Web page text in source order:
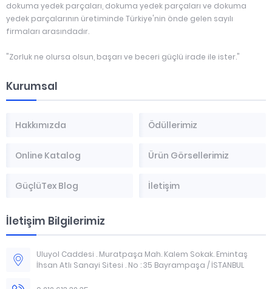
dokuma yedek parçaları, dokuma yedek parçaları ve dokuma
yedek parçalarının üretiminde Türkiye'nin önde gelen sayılı
firmaları arasındadır.
"Zorluk ne olursa olsun, başarı ve beceri güçlü irade ile ister."
Kurumsal
Hakkımızda Ödüllerimiz
Online Katalog Ürün Görsellerimiz
GüçlüTex Blog İletişim
İletişim Bilgilerimiz
Uluyol Caddesi . Muratpaşa Mah. Kalem Sokak. Emintaş
İhsan Atlı Sanayi Sitesi . No : 35 Bayrampaşa / İSTANBUL